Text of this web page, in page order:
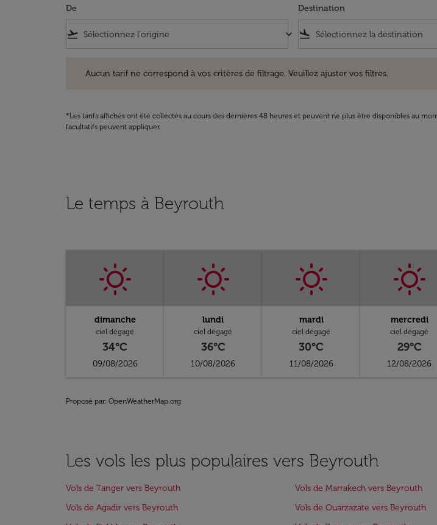
De
flight_takeoff keyboard_arrow_down
Destination
flight_land
Aucun tarif ne correspond à vos critères de filtrage. Veuillez ajuster vos filtres.
*Les tarifs affichés ont été collectés au cours des dernières 48 heures et peuvent ne plus être disponibles au
facultatifs peuvent appliquer.
Le temps à Beyrouth
dimanche
ciel dégagé
34°C
09/08/2026
lundi
ciel dégagé
36°C
10/08/2026
mardi
ciel dégagé
30°C
11/08/2026
mercredi
ciel dégagé
29°C
12/08/2026
Proposé par: OpenWeatherMap.org
Les vols les plus populaires vers Beyrouth
Vols de Tanger vers Beyrouth Vols de Marrakech vers Beyrouth
Vols de Agadir vers Beyrouth
Vols de Ouarzazate vers Beyrouth